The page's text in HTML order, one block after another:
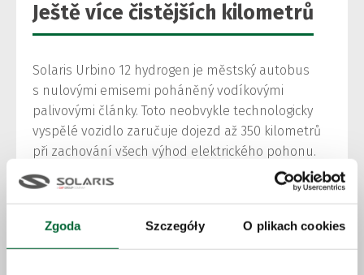
Zgoda Szczegóły O plikach cookies
Ještě více čistějších kilometrů
Solaris Urbino 12 hydrogen je městský autobus
s nulovými emisemi poháněný vodíkovými
palivovými články. Toto neobvykle technologicky
vyspělé vozidlo zaručuje dojezd až 350 kilometrů
při zachování všech výhod elektrického pohonu.
Autobus je charakterizován extrémně nízkým
hlukem, bez vibrací a jediným produktem
článcích je voda. Plné tankování trvá pouze
několik minut.